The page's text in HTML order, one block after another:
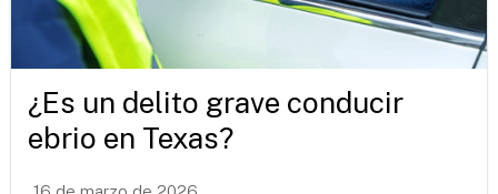
¿Es un delito grave conducir
ebrio en Texas?